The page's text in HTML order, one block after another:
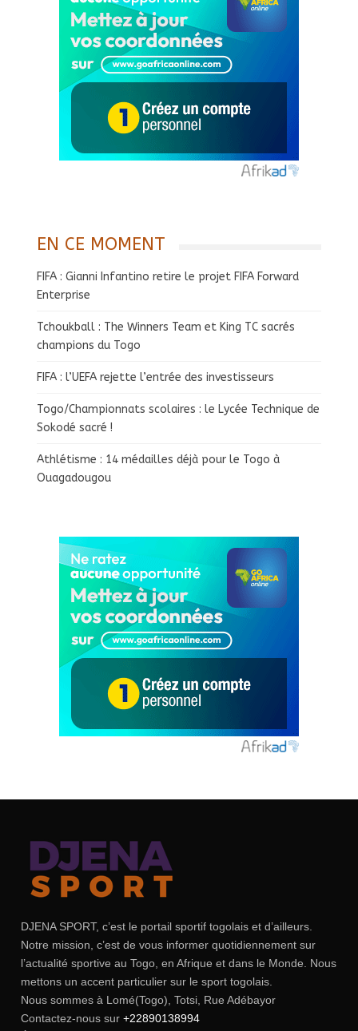
EN CE MOMENT
FIFA : Gianni Infantino retire le projet FIFA Forward
Enterprise
Tchoukball : The Winners Team et King TC sacrés
champions du Togo
FIFA : l’UEFA rejette l’entrée des investisseurs
Togo/Championnats scolaires : le Lycée Technique de
Sokodé sacré !
Athlétisme : 14 médailles déjà pour le Togo à
Ouagadougou
DJENA SPORT, c’est le portail sportif togolais et d’ailleurs.
Notre mission, c’est de vous informer quotidiennement sur
l’actualité sportive au Togo, en Afrique et dans le Monde. Nous
mettons un accent particulier sur le sport togolais.
Nous sommes à Lomé(Togo), Totsi, Rue Adébayor
Contactez-nous sur +22890138994